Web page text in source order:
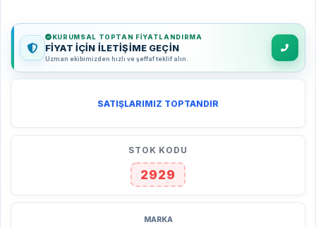
KURUMSAL TOPTAN FIYATLANDIRMA
FİYAT İÇİN İLETİŞİME GEÇİN
Uzman ekibimizden hızlı ve şeffaf teklif alın.
SATIŞLARIMIZ TOPTANDIR
STOK KODU
2929
MARKA